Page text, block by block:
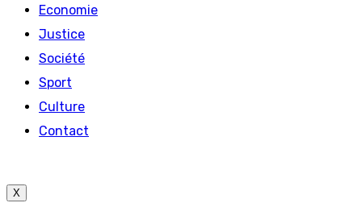
Economie
Justice
Société
Sport
Culture
Contact
X